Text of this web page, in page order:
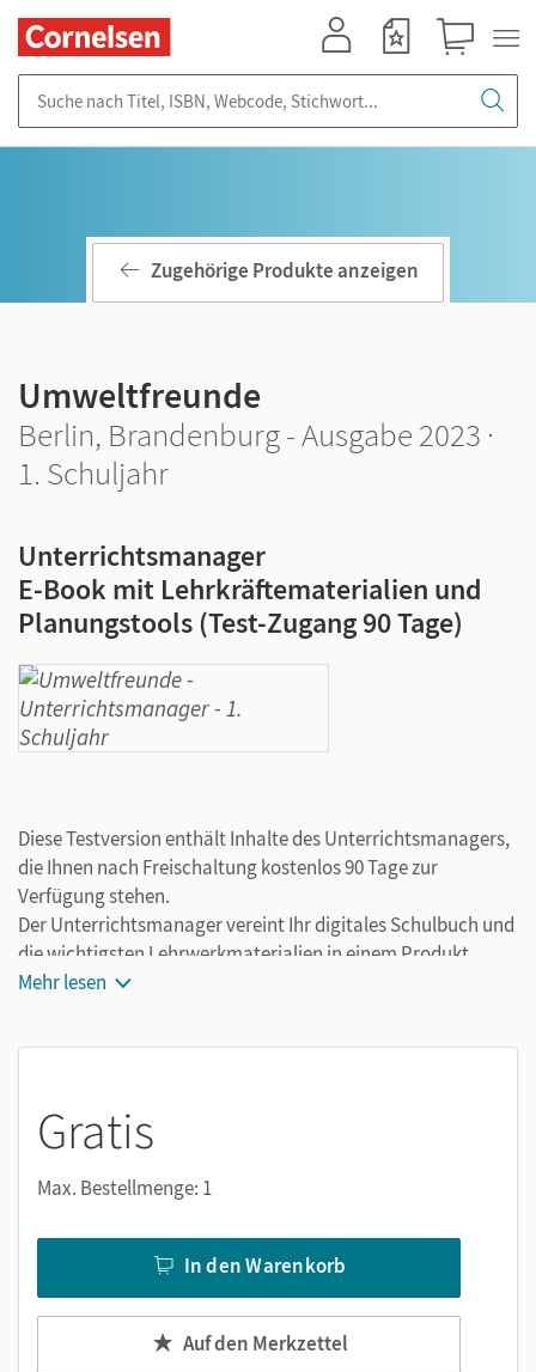
Zugehörige Produkte anzeigen
Umweltfreunde
Berlin, Brandenburg - Ausgabe 2023 ·
1. Schuljahr
Unterrichtsmanager
E-Book mit Lehrkräftematerialien und
Planungstools (Test-Zugang 90 Tage)
Diese Testversion enthält Inhalte des Unterrichtsmanagers,
die Ihnen nach Freischaltung kostenlos 90 Tage zur
Verfügung stehen.
Der Unterrichtsmanager vereint Ihr digitales Schulbuch und
die wichtigsten Lehrwerkmaterialien in einem Produkt.
Ergänzt um hilfreiche Planungstools, vereinfacht er Ihre
Mehr lesen
Gratis
Max. Bestellmenge: 1
In den Warenkorb
Auf den Merkzettel